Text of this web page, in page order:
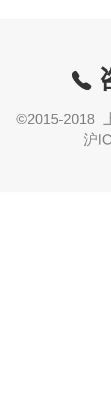
©2015-2018
沪